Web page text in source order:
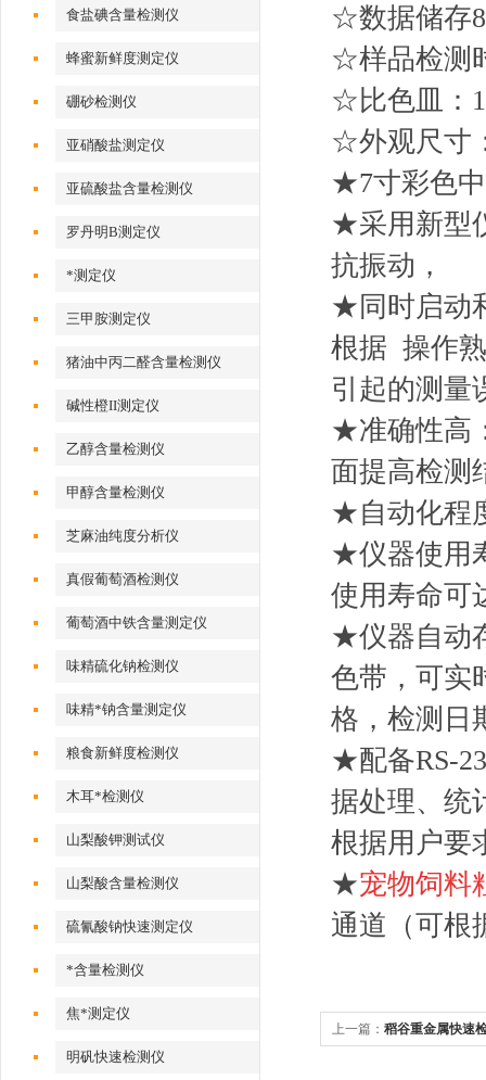
食盐碘含量检测仪
蜂蜜新鲜度测定仪
硼砂检测仪
亚硝酸盐测定仪
亚硫酸盐含量检测仪
罗丹明B测定仪
*测定仪
三甲胺测定仪
猪油中丙二醛含量检测仪
碱性橙II测定仪
乙醇含量检测仪
甲醇含量检测仪
芝麻油纯度分析仪
真假葡萄酒检测仪
葡萄酒中铁含量测定仪
味精硫化钠检测仪
味精*钠含量测定仪
粮食新鲜度检测仪
木耳*检测仪
山梨酸钾测试仪
山梨酸含量检测仪
硫氰酸钠快速测定仪
*含量检测仪
焦*测定仪
明矾快速检测仪
☆数据储存
☆样品检测
☆比色皿：
☆外观尺寸
★7寸彩色
★采用新型
抗振动，
★同时启动
根据 操作
引起的测量
★准确性高
面提高检测
★自动化程
★仪器使用
使用寿命可
★仪器自动
色带，可实
格，检测日
★配备RS-
据处理、统
根据用户要
★宠物饲料
通道（可根
上一篇： 稻谷重金属快速